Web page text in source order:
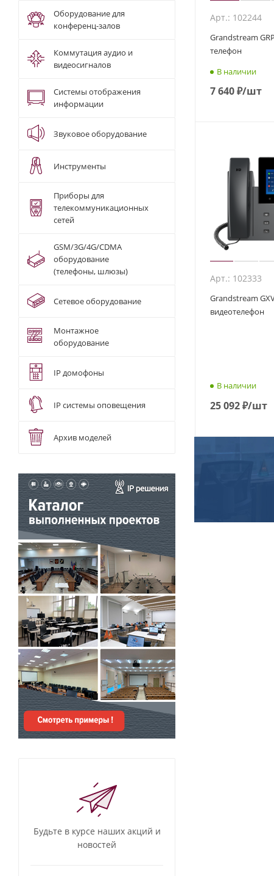
Арт.: 102244
Grandstream
телефон
В наличии
7 640₽/шт
Арт.: 102333
Grandstream
видеотелефон
В наличии
25 092₽/шт
Оборудование для
конференц-залов
Коммутация аудио и
видеосигналов
Системы отображения
информации
Звуковое оборудование
Инструменты
Приборы для
телекоммуникационных
сетей
GSM/3G/4G/CDMA
оборудование
(телефоны, шлюзы)
Сетевое оборудование
Монтажное
оборудование
IP домофоны
IP системы оповещения
Архив моделей
Будьте в курсе наших акций и
новостей